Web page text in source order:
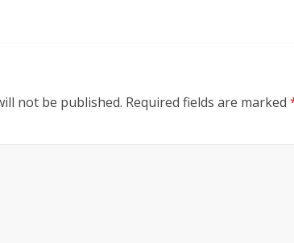
not be published. Required fields are marked